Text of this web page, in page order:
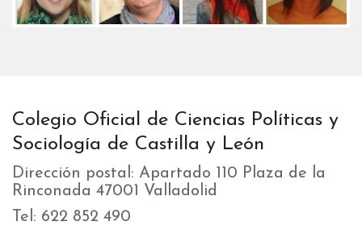
Colegio Oficial de Ciencias Políticas y
Sociología de Castilla y León
Dirección postal: Apartado 110 Plaza de la
Rinconada 47001 Valladolid
Tel: 622 852 490